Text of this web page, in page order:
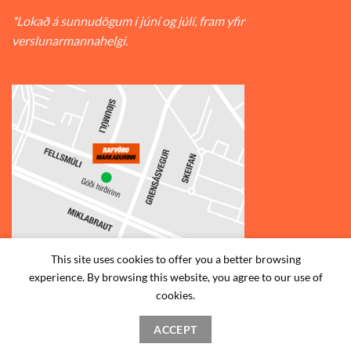
*Lokað á sunnudögum í júní og júlí, fram yfir
verslunarmannahelgi.
© 2026Rafvörumarkaðurinn v/Fellsmúla | Síðumúla 34, 108
Reykjavík | S: 585-2888 |
HAFA SAMBAND
This site uses cookies to offer you a better browsing
experience. By browsing this website, you agree to our use of
cookies.
ACCEPT